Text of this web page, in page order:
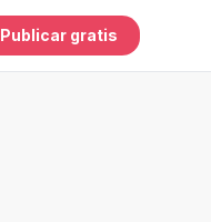
Publicar gratis